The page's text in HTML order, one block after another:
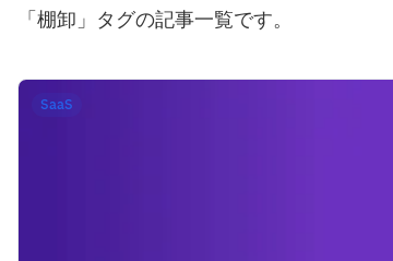
「棚卸」タグの記事一覧です。
SaaS